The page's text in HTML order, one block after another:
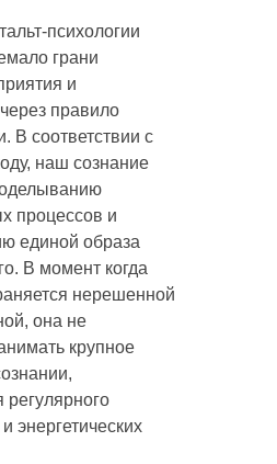
психологии
грани
и
правило
В соответствии с
наш сознание
процессов и
единой образа
В момент когда
нерешенной
она не
крупное
регулярного
энергетических